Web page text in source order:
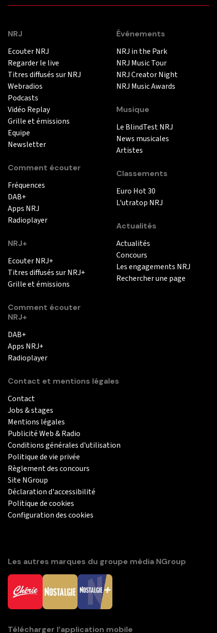
NRJ
Ecouter NRJ
Regarder le live
Titres diffusés sur NRJ
Webradios
Podcasts
Vidéo Replay
Grille et émissions
Equipe
Newsletter
Comment écouter
Fréquences
DAB+
Apps NRJ
Radioplayer
NRJ+
Ecouter NRJ+
Titres diffusés sur NRJ+
Grille et émissions
Comment écouter
NRJ+
DAB+
Apps NRJ+
Radioplayer
Événements
NRJ in the Park
NRJ Music Tour
NRJ Creator Night
NRJ Music Awards
Musique
Le BlindTest NRJ
News musicales
Artistes
Classements
Euro Hot 30
L'utratop NRJ
Actualités
Actualités
Concours
Les engagements NRJ
Rechercher une page
Contact et mentions légales
Contact
Jobs & stages
Mentions légales
Publicité Web & Radio
Conditions générales d'utilisation
Politique de vie privée
Règlement des concours
Site NGroup
Déclaration d'accessibilité
Politique de cookies
Configuration des cookies
Les autres marques du groupe média NGroup
Télécharger l’application mobile